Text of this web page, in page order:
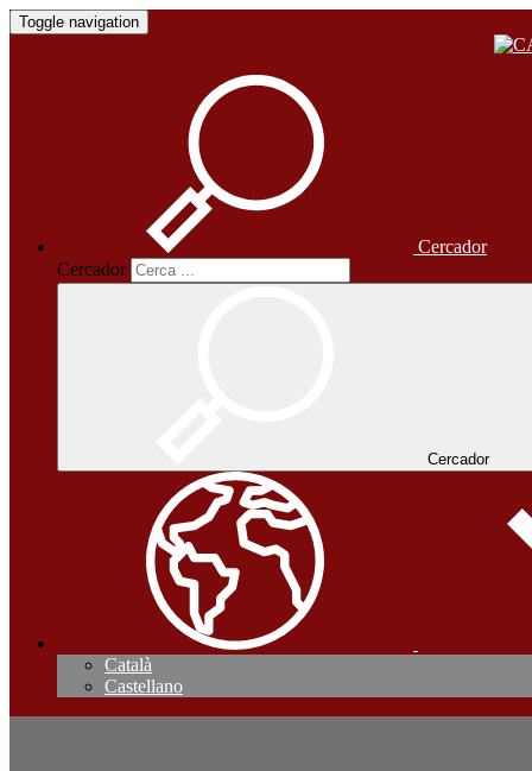
Toggle navigation
Cercador
Cercador
Cercador
Català
Castellano